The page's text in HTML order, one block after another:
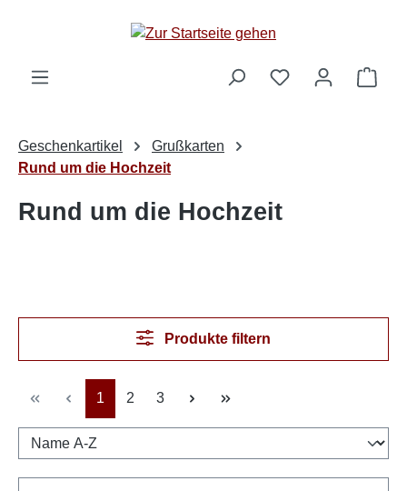
Zum Hauptinhalt springen
Geschenkartikel
Grußkarten
Rund um die Hochzeit
Rund um die Hochzeit
Produkte filtern
Seite
1 Seite
2 Seite
3